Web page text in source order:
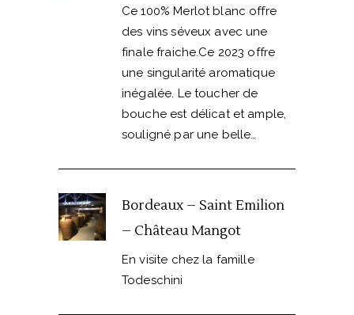
Ce 100% Merlot blanc offre
des vins séveux avec une
finale fraiche.Ce 2023 offre
une singularité aromatique
inégalée. Le toucher de
bouche est délicat et ample,
souligné par une belle…
Bordeaux – Saint Emilion
– Château Mangot
En visite chez la famille
Todeschini